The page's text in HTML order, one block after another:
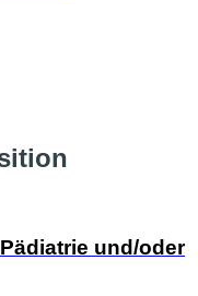
und/oder